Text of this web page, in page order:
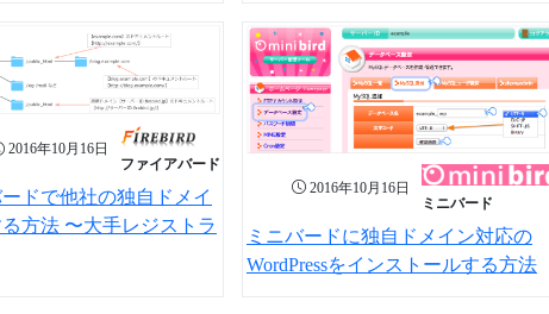
2016年10月16日
ファイアバード
ドで他社の独自ドメイ
方法 〜大手レジストラ
2016年10月16日
ミニバード
ミニバードに独自ドメイン対応の
WordPressをインストールする方法